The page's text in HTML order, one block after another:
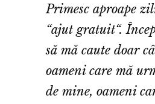
Primesc aproape
“ajut gratuit“.
să mă caute doar
oameni care mă
de mine, oameni